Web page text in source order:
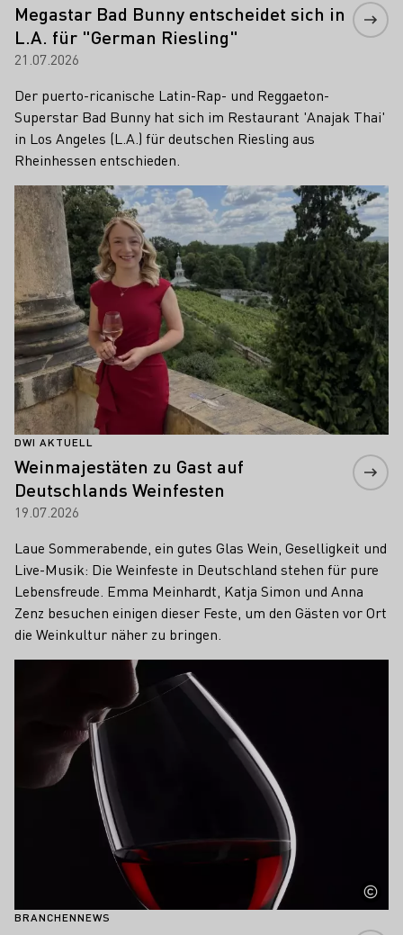
Megastar Bad Bunny entscheidet sich in
L.A. für "German Riesling"
21.07.2026
Der puerto-ricanische Latin-Rap- und Reggaeton-
Superstar Bad Bunny hat sich im Restaurant 'Anajak Thai'
in Los Angeles (L.A.) für deutschen Riesling aus
Rheinhessen entschieden.
DWI AKTUELL
Weinmajestäten zu Gast auf
Deutschlands Weinfesten
19.07.2026
Laue Sommerabende, ein gutes Glas Wein, Geselligkeit und
Live-Musik: Die Weinfeste in Deutschland stehen für pure
Lebensfreude. Emma Meinhardt, Katja Simon und Anna
Zenz besuchen einigen dieser Feste, um den Gästen vor Ort
die Weinkultur näher zu bringen.
Mehr erfahren
BRANCHENNEWS